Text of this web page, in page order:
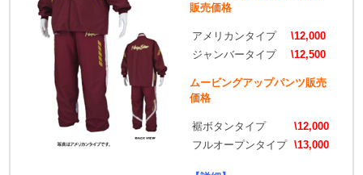
販売価格
アメリカンタイプ
\12,000
ジャンバータイプ
\12,500
ムービングアップパンツ販売
価格
裾ボタンタイプ
\12,000
フルオープンタイプ \13,000